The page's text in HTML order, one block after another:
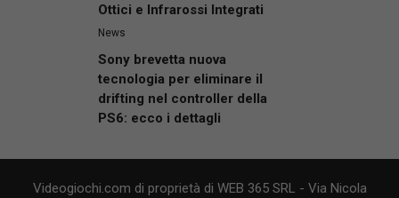
Ottici e Infrarossi Integrati
News
Sony brevetta nuova
tecnologia per eliminare il
drifting nel controller della
PS6: ecco i dettagli
Videogiochi.com di proprietà di WEB 365 SRL - Via Nicola